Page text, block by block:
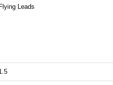
Flying Leads